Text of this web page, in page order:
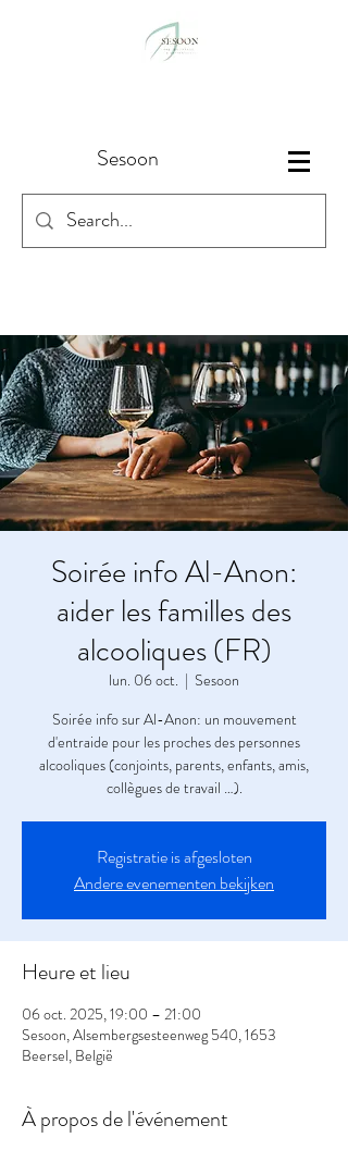
Sesoon
Soirée info Al-Anon:
aider les familles des
alcooliques (FR)
lun. 06 oct.
  |
Sesoon
Soirée info sur Al-Anon: un mouvement
d'entraide pour les proches des personnes
alcooliques (conjoints, parents, enfants, amis,
collègues de travail …).
Registratie is afgesloten
Andere evenementen bekijken
Heure et lieu
06 oct. 2025, 19:00 – 21:00
Sesoon, Alsembergsesteenweg 540, 1653
Beersel, België
À propos de l'événement